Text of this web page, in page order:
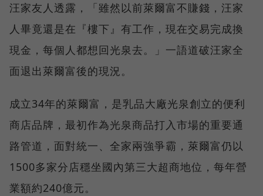
汪家友人透露，「雖然以前萊爾富不賺錢，汪家
人畢竟還是在『樓下』有工作，現在交易完成換
現金，每個人都想回光泉去。」一語道破汪家全
面退出萊爾富後的現況。
成立34年的萊爾富，是乳品大廠光泉創立的便利
商店品牌，最初作為光泉商品打入市場的重要通
路管道，面對統一、全家兩強爭霸，萊爾富仍以
1500多家分店穩坐國內第三大超商地位，每年營
業額約240億元。